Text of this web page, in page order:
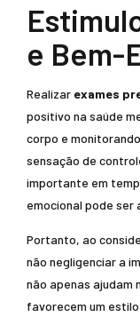
e Bem-
Realizar exames
positivo na saúde
corpo e
sensação de
importante em
emocional pode ser
Portanto, ao
não negligenciar a
não apenas ajudam
favorecem um